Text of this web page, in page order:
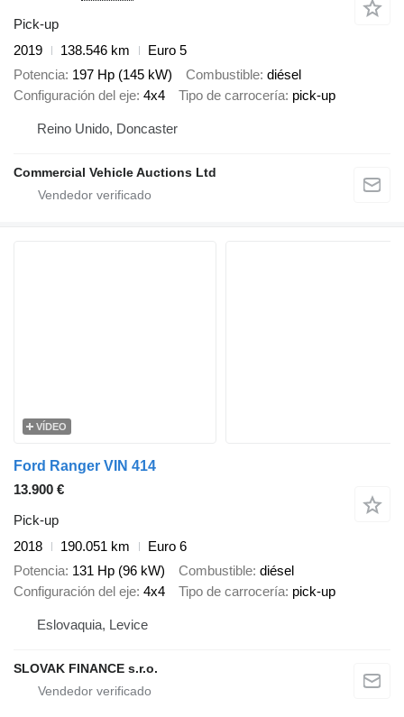
Pick-up
2019
138.546 km
Euro 5
Potencia 197 Hp (145 kW) Combustible diésel
Configuración del eje 4x4 Tipo de carrocería pick-up
Reino Unido, Doncaster
Commercial Vehicle Auctions Ltd
VÍDEO
Ford Ranger VIN 414
13.900 €
Pick-up
2018
190.051 km
Euro 6
Potencia 131 Hp (96 kW) Combustible diésel
Configuración del eje 4x4 Tipo de carrocería pick-up
Eslovaquia, Levice
SLOVAK FINANCE s.r.o.